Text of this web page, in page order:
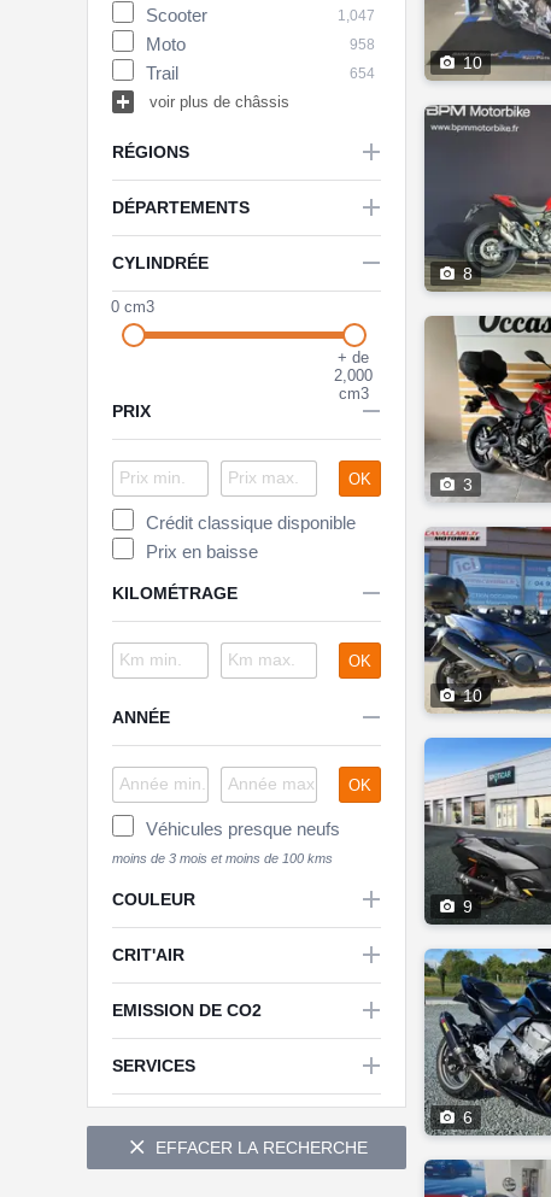
 10
 8
 3
 10
 9
 6
ER 18
EXC 28
Electra Glide 17
 voir plus de modèles
Scooter 1,047
Moto 958
Trail 654
 voir plus de châssis
RÉGIONS 
DÉPARTEMENTS 
CYLINDRÉE 
0 cm3
+ de
2,000
cm3
PRIX 
OK
Crédit classique disponible
Prix en baisse
KILOMÉTRAGE 
OK
ANNÉE 
OK
Véhicules presque neufs
COULEUR 
CRIT'AIR 
EMISSION DE CO2 
SERVICES 

 EFFACER LA RECHERCHE